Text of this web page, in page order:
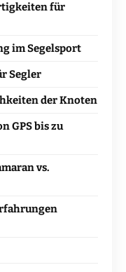
für
im Segelsport
Segler
der Knoten
GPS bis zu
vs.